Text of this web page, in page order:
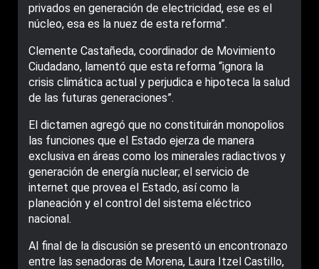
privados en generación de electricidad, ese es el
núcleo, esa es la nuez de esta reforma”.
Clemente Castañeda, coordinador de Movimiento
Ciudadano, lamentó que esta reforma “ignora la
crisis climática actual y perjudica e hipoteca la salud
de las futuras generaciones”.
El dictamen agregó que no constituirán monopolios
las funciones que el Estado ejerza de manera
exclusiva en áreas como los minerales radiactivos y
generación de energía nuclear; el servicio de
internet que provea el Estado, así como la
planeación y el control del sistema eléctrico
nacional.
Al final de la discusión se presentó un encontronazo
entre las senadoras de Morena, Laura Itzel Castillo,